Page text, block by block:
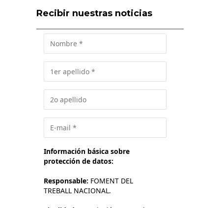
Recibir nuestras noticias
Información básica sobre
protección de datos:
Responsable: FOMENT DEL
TREBALL NACIONAL.